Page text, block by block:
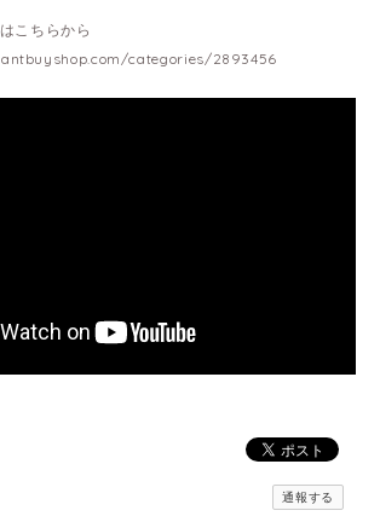
こちらから
categories/2893456
通報する